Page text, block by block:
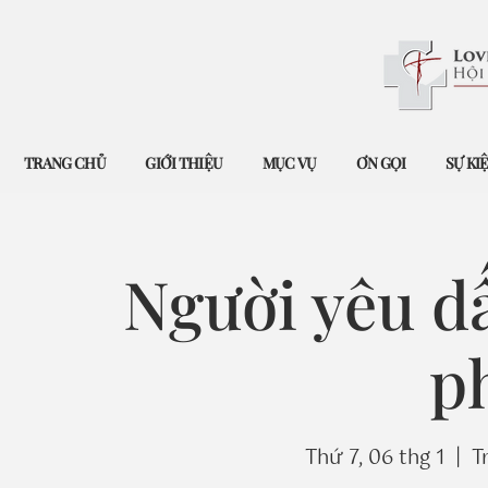
TRANG CHỦ GIỚI THIỆU MỤC VỤ ƠN GỌI SỰ
Người yêu
Thứ 7, 06 thg 1
  |